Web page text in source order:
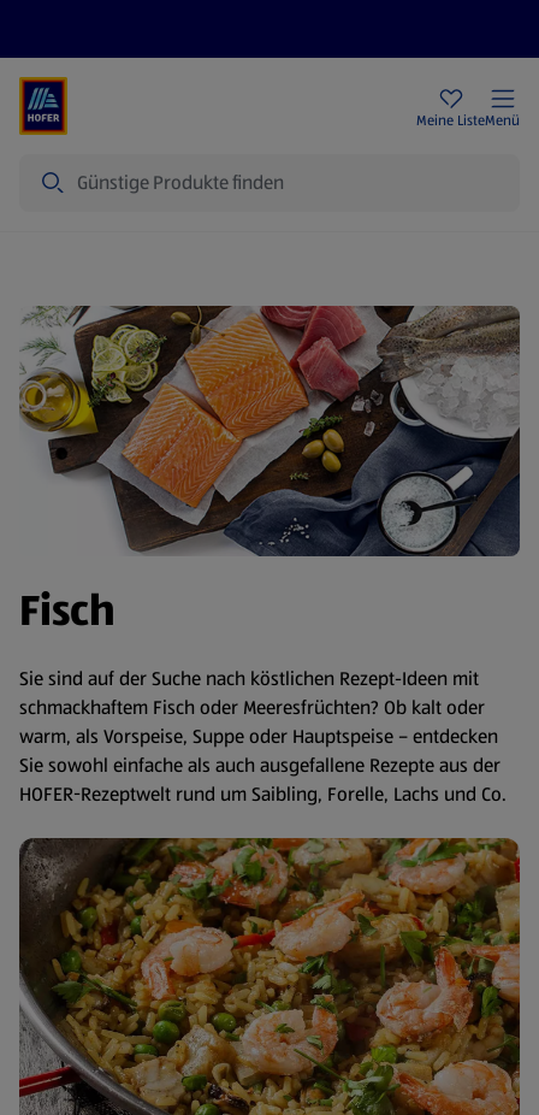
Meine ListeMenü
Fisch
Sie sind auf der Suche nach köstlichen Rezept-Ideen mit
schmackhaftem Fisch oder Meeresfrüchten? Ob kalt oder
warm, als Vorspeise, Suppe oder Hauptspeise – entdecken
Sie sowohl einfache als auch ausgefallene Rezepte aus der
HOFER-Rezeptwelt rund um Saibling, Forelle, Lachs und Co.